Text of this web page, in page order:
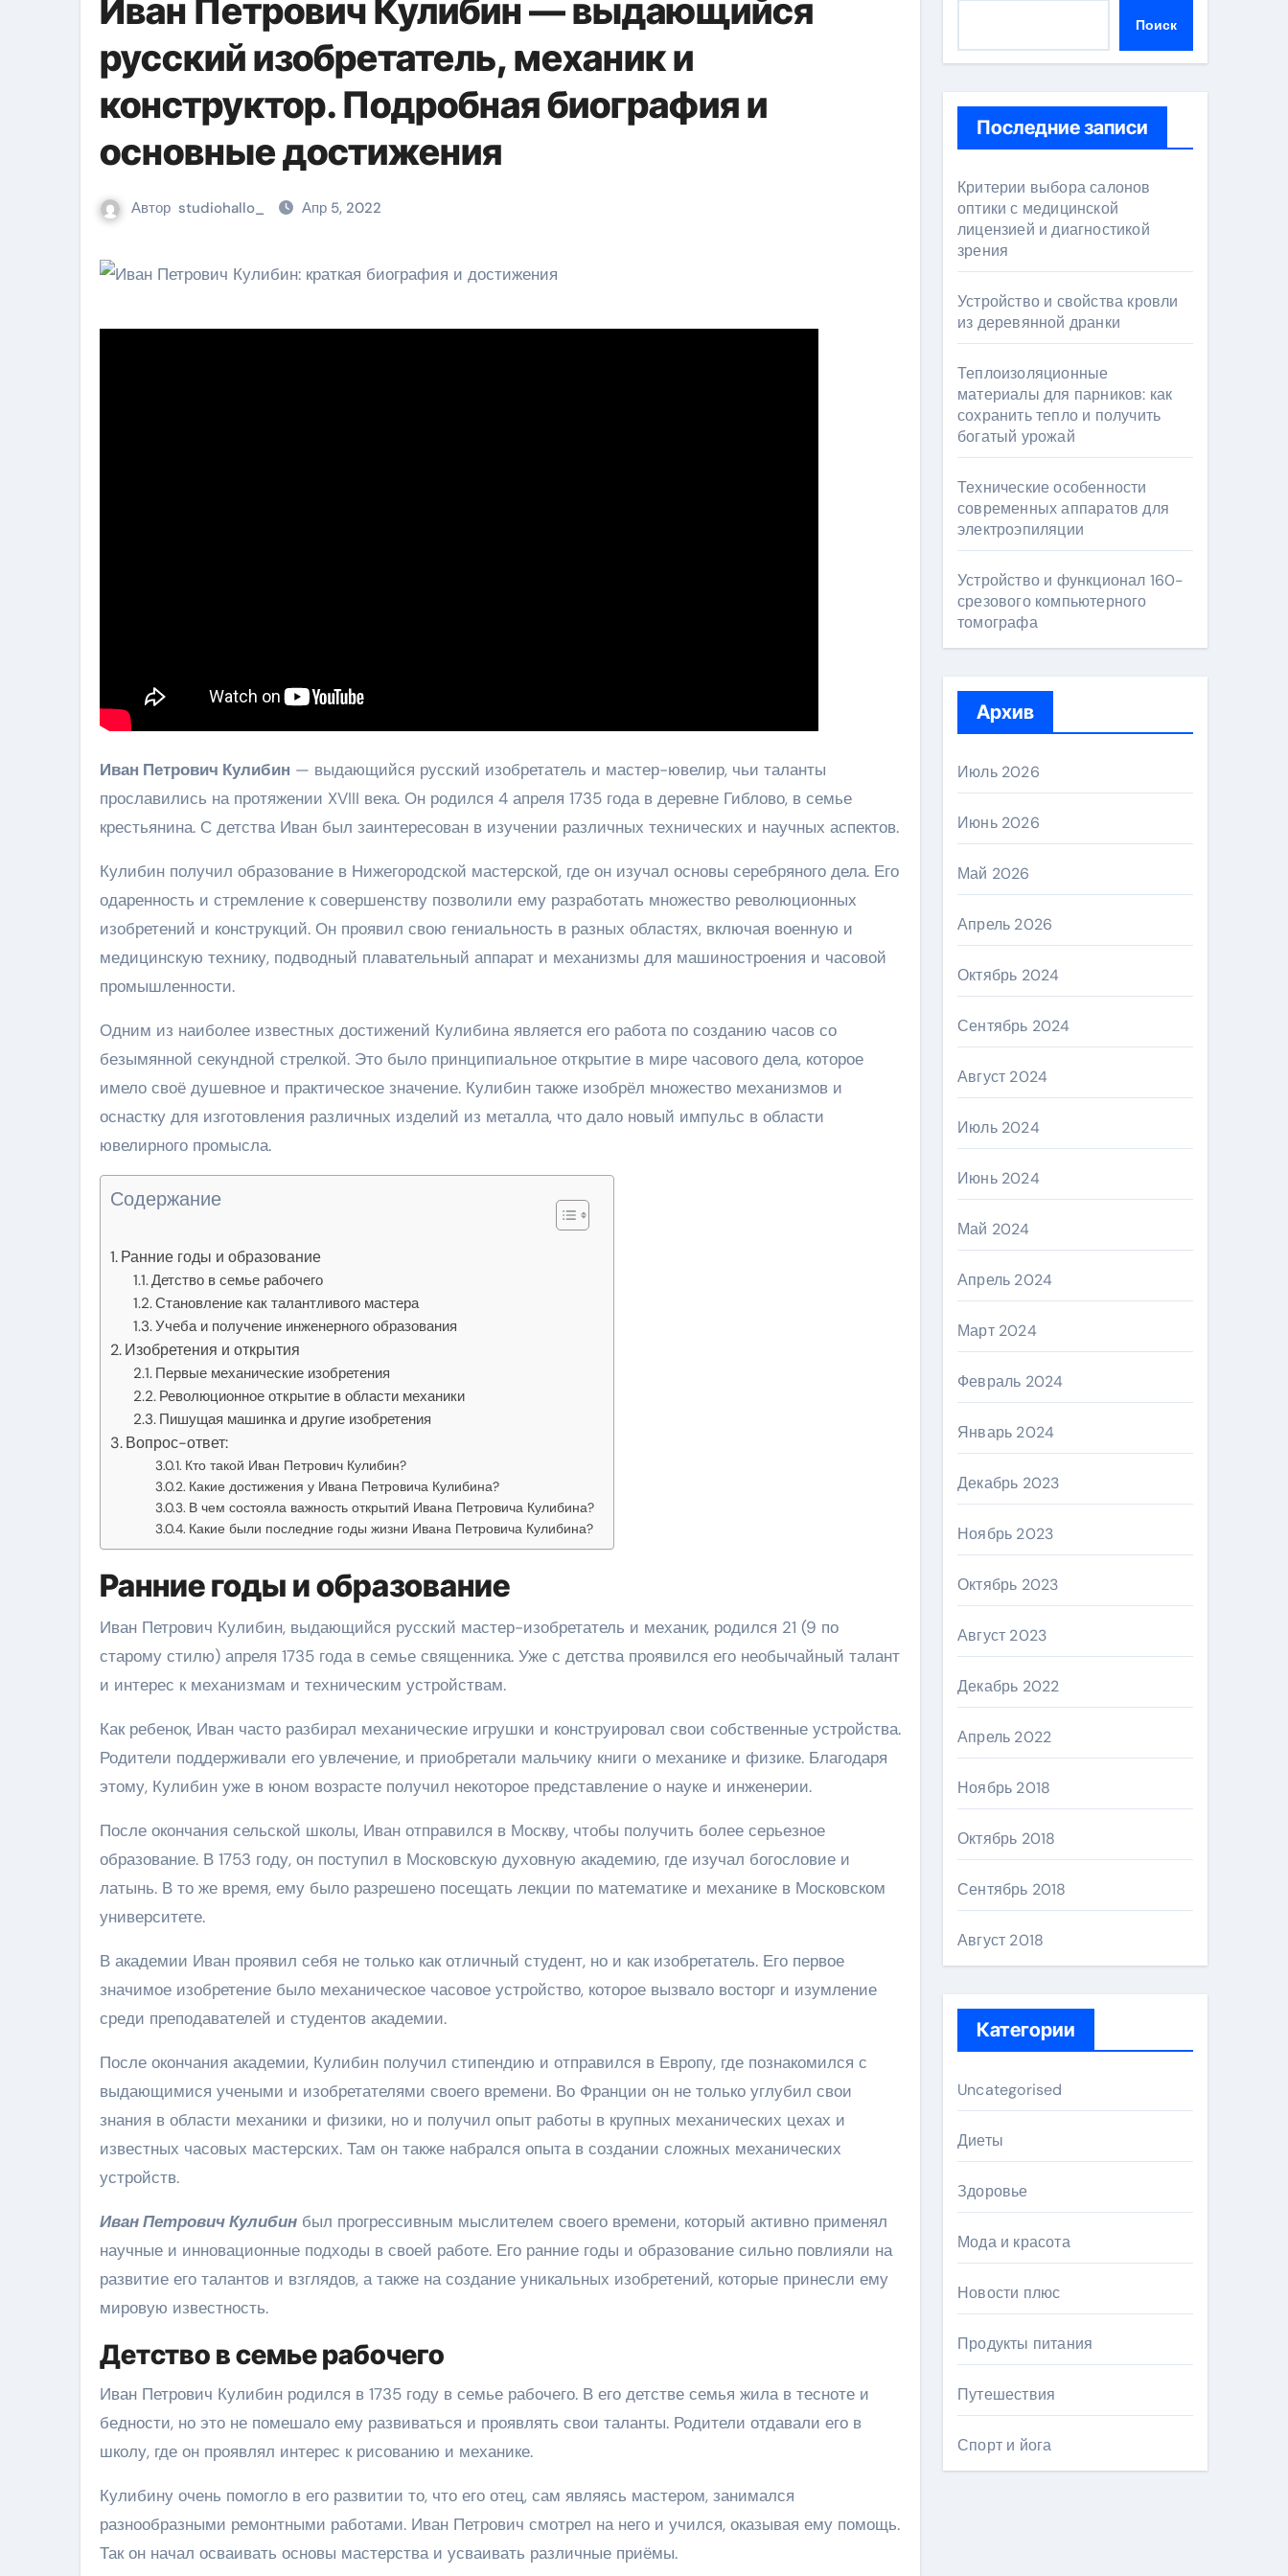
Иван Петрович Кулибин — выдающийся
русский изобретатель, механик и
конструктор. Подробная биография и
основные достижения
Автор studiohallo_ Апр 5, 2022
Иван Петрович Кулибин — выдающийся русский изобретатель и мастер-ювелир, чьи таланты
прославились на протяжении XVIII века. Он родился 4 апреля 1735 года в деревне Гиблово, в семье
крестьянина. С детства Иван был заинтересован в изучении различных технических и научных аспектов.
Кулибин получил образование в Нижегородской мастерской, где он изучал основы серебряного дела. Его
одаренность и стремление к совершенству позволили ему разработать множество революционных
изобретений и конструкций. Он проявил свою гениальность в разных областях, включая военную и
медицинскую технику, подводный плавательный аппарат и механизмы для машиностроения и часовой
промышленности.
Одним из наиболее известных достижений Кулибина является его работа по созданию часов со
безымянной секундной стрелкой. Это было принципиальное открытие в мире часового дела, которое
имело своё душевное и практическое значение. Кулибин также изобрёл множество механизмов и
оснастку для изготовления различных изделий из металла, что дало новый импульс в области
ювелирного промысла.
Содержание
Ранние годы и образование
Детство в семье рабочего
Становление как талантливого мастера
Учеба и получение инженерного образования
Изобретения и открытия
Первые механические изобретения
Революционное открытие в области механики
Пишущая машинка и другие изобретения
Вопрос-ответ:
Кто такой Иван Петрович Кулибин?
Какие достижения у Ивана Петровича Кулибина?
В чем состояла важность открытий Ивана Петровича Кулибина?
Какие были последние годы жизни Ивана Петровича Кулибина?
Ранние годы и образование
Иван Петрович Кулибин, выдающийся русский мастер-изобретатель и механик, родился 21 (9 по
старому стилю) апреля 1735 года в семье священника. Уже с детства проявился его необычайный талант
и интерес к механизмам и техническим устройствам.
Как ребенок, Иван часто разбирал механические игрушки и конструировал свои собственные устройства.
Родители поддерживали его увлечение, и приобретали мальчику книги о механике и физике. Благодаря
этому, Кулибин уже в юном возрасте получил некоторое представление о науке и инженерии.
После окончания сельской школы, Иван отправился в Москву, чтобы получить более серьезное
образование. В 1753 году, он поступил в Московскую духовную академию, где изучал богословие и
латынь. В то же время, ему было разрешено посещать лекции по математике и механике в Московском
университете.
В академии Иван проявил себя не только как отличный студент, но и как изобретатель. Его первое
значимое изобретение было механическое часовое устройство, которое вызвало восторг и изумление
среди преподавателей и студентов академии.
После окончания академии, Кулибин получил стипендию и отправился в Европу, где познакомился с
выдающимися учеными и изобретателями своего времени. Во Франции он не только углубил свои
знания в области механики и физики, но и получил опыт работы в крупных механических цехах и
известных часовых мастерских. Там он также набрался опыта в создании сложных механических
устройств.
Иван Петрович Кулибин был прогрессивным мыслителем своего времени, который активно применял
научные и инновационные подходы в своей работе. Его ранние годы и образование сильно повлияли на
развитие его талантов и взглядов, а также на создание уникальных изобретений, которые принесли ему
мировую известность.
Детство в семье рабочего
Иван Петрович Кулибин родился в 1735 году в семье рабочего. В его детстве семья жила в тесноте и
бедности, но это не помешало ему развиваться и проявлять свои таланты. Родители отдавали его в
школу, где он проявлял интерес к рисованию и механике.
Кулибину очень помогло в его развитии то, что его отец, сам являясь мастером, занимался
разнообразными ремонтными работами. Иван Петрович смотрел на него и учился, оказывая ему помощь.
Так он начал осваивать основы мастерства и усваивать различные приёмы.
Поиск
Последние записи
Критерии выбора салонов
оптики с медицинской
лицензией и диагностикой
зрения
Устройство и свойства кровли
из деревянной дранки
Теплоизоляционные
материалы для парников: как
сохранить тепло и получить
богатый урожай
Технические особенности
современных аппаратов для
электроэпиляции
Устройство и функционал 160-
срезового компьютерного
томографа
Архив
Июль 2026
Июнь 2026
Май 2026
Апрель 2026
Октябрь 2024
Сентябрь 2024
Август 2024
Июль 2024
Июнь 2024
Май 2024
Апрель 2024
Март 2024
Февраль 2024
Январь 2024
Декабрь 2023
Ноябрь 2023
Октябрь 2023
Август 2023
Декабрь 2022
Апрель 2022
Ноябрь 2018
Октябрь 2018
Сентябрь 2018
Август 2018
Категории
Uncategorised
Диеты
Здоровье
Мода и красота
Новости плюс
Продукты питания
Путешествия
Спорт и йога